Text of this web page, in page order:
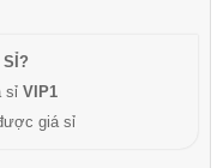
SỈ?
sỉ VIP1
giá sỉ